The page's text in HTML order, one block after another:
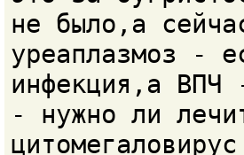
не было,а
уреаплазмоз -
инфекция,а ВПЧ
- нужно ли